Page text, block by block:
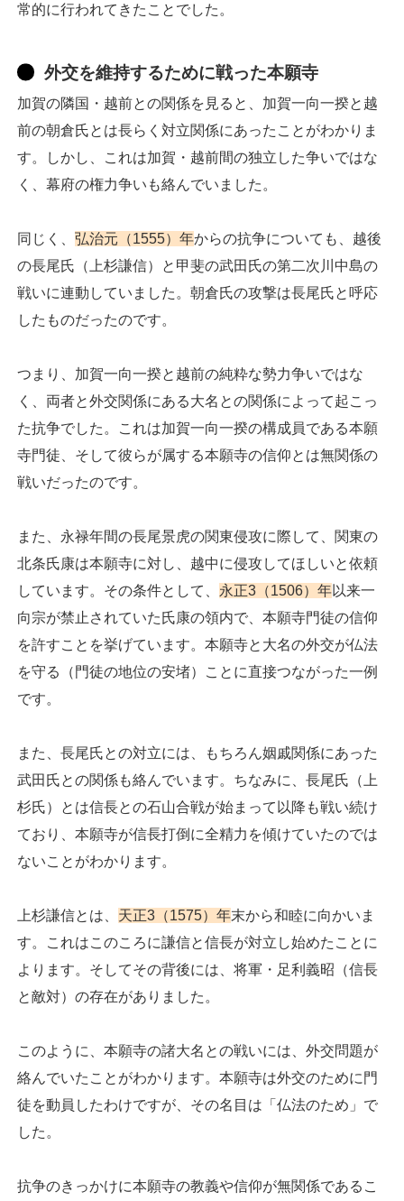
常的に行われてきたことでした。
外交を維持するために戦った本願寺
加賀の隣国・越前との関係を見ると、加賀一向一揆と越
前の朝倉氏とは長らく対立関係にあったことがわかりま
す。しかし、これは加賀・越前間の独立した争いではな
く、幕府の権力争いも絡んでいました。
同じく、 弘治元（1555）年からの抗争についても、越後
の長尾氏（上杉謙信）と甲斐の武田氏の第二次川中島の
戦いに連動していました。朝倉氏の攻撃は長尾氏と呼応
したものだったのです。
つまり、加賀一向一揆と越前の純粋な勢力争いではな
く、両者と外交関係にある大名との関係によって起こっ
た抗争でした。これは加賀一向一揆の構成員である本願
寺門徒、そして彼らが属する本願寺の信仰とは無関係の
戦いだったのです。
また、永禄年間の長尾景虎の関東侵攻に際して、関東の
北条氏康は本願寺に対し、越中に侵攻してほしいと依頼
しています。その条件として、 永正3（1506）年以来一
向宗が禁止されていた氏康の領内で、本願寺門徒の信仰
を許すことを挙げています。本願寺と大名の外交が仏法
を守る（門徒の地位の安堵）ことに直接つながった一例
です。
また、長尾氏との対立には、もちろん姻戚関係にあった
武田氏との関係も絡んでいます。ちなみに、長尾氏（上
杉氏）とは信長との石山合戦が始まって以降も戦い続け
ており、本願寺が信長打倒に全精力を傾けていたのでは
ないことがわかります。
上杉謙信とは、 天正3（1575）年末から和睦に向かいま
す。これはこのころに謙信と信長が対立し始めたことに
よります。そしてその背後には、将軍・足利義昭（信長
と敵対）の存在がありました。
このように、本願寺の諸大名との戦いには、外交問題が
絡んでいたことがわかります。本願寺は外交のために門
徒を動員したわけですが、その名目は「仏法のため」で
した。
抗争のきっかけに本願寺の教義や信仰が無関係であるこ